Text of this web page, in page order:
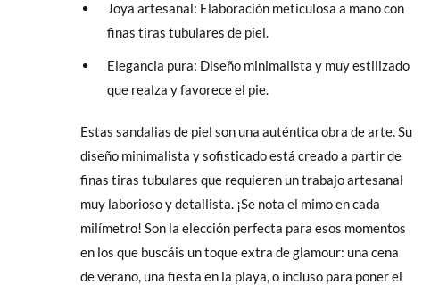
Joya artesanal: Elaboración meticulosa a mano con
finas tiras tubulares de piel.
Elegancia pura: Diseño minimalista y muy estilizado
que realza y favorece el pie.
Estas sandalias de piel son una auténtica obra de arte. Su
diseño minimalista y sofisticado está creado a partir de
finas tiras tubulares que requieren un trabajo artesanal
muy laborioso y detallista. ¡Se nota el mimo en cada
milímetro! Son la elección perfecta para esos momentos
en los que buscáis un toque extra de glamour: una cena
de verano, una fiesta en la playa, o incluso para poner el
broche de oro a un look de invitada en bodas o
para enviarnos la petición de cambio. Nuestro equipo
talla y te recogeremos la primera, sin gastos, en unos pocos
En caso de que no quieras Cambio sino Devolución, también
Puedes solicitarlas desde el mismo enlace del párrafo